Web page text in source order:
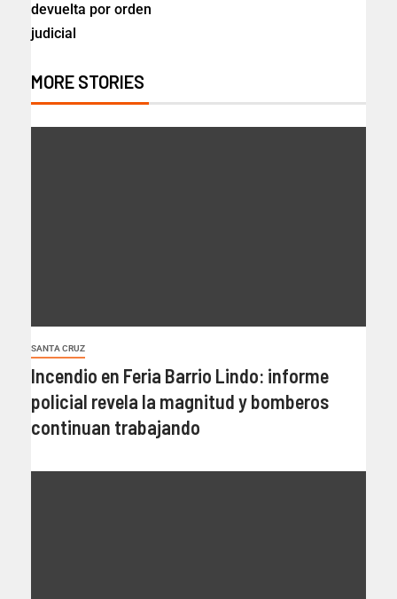
devuelta por orden
judicial
MORE STORIES
SANTA CRUZ
Incendio en Feria Barrio Lindo: informe
policial revela la magnitud y bomberos
continuan trabajando